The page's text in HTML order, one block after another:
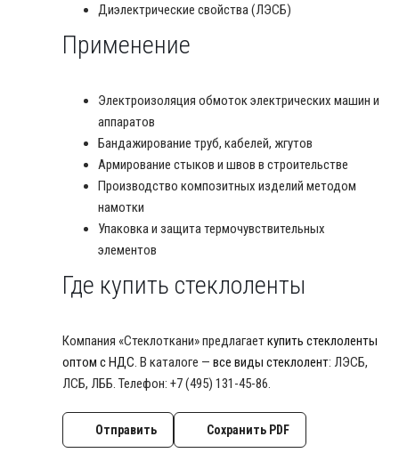
Диэлектрические свойства (ЛЭСБ)
Применение
Электроизоляция обмоток электрических машин и
аппаратов
Бандажирование труб, кабелей, жгутов
Армирование стыков и швов в строительстве
Производство композитных изделий методом
намотки
Упаковка и защита термочувствительных
элементов
Где купить стеклоленты
Компания «Стеклоткани» предлагаеткупить стеклоленты
оптом с НДС. В каталоге — все виды стеклолент: ЛЭСБ,
ЛСБ, ЛББ. Телефон: +7 (495) 131-45-86.
Отправить Сохранить PDF